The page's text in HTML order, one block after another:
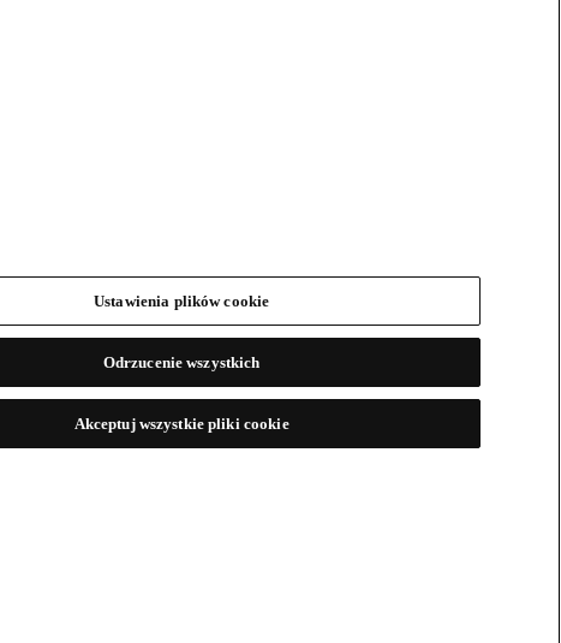
Ustawienia plików cookie
Odrzucenie wszystkich
Akceptuj wszystkie pliki cookie